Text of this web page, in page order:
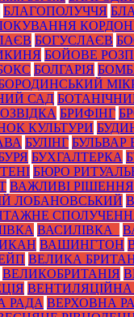
БЛАГОПОЛУЧЧЯ
БОГУСЛАЄВ
БОЙОВЕ
БОЛГАРІЯ
САД
БРИФІНГ
КУЛЬТУРИ
БУЛІНГ БУЛЬВАР
БУХГАЛТЕРКА
БЮРО
ВАЖЛИВІ РІШЕННЯ
ЛОБАНОВСЬКИЙ
ВАСИЛІВКА_
ВАШИНГТОН
ВЕЛИКА
ВЕЛИКОБРИТАНІЯ
РАДА ВЕРХОВНА